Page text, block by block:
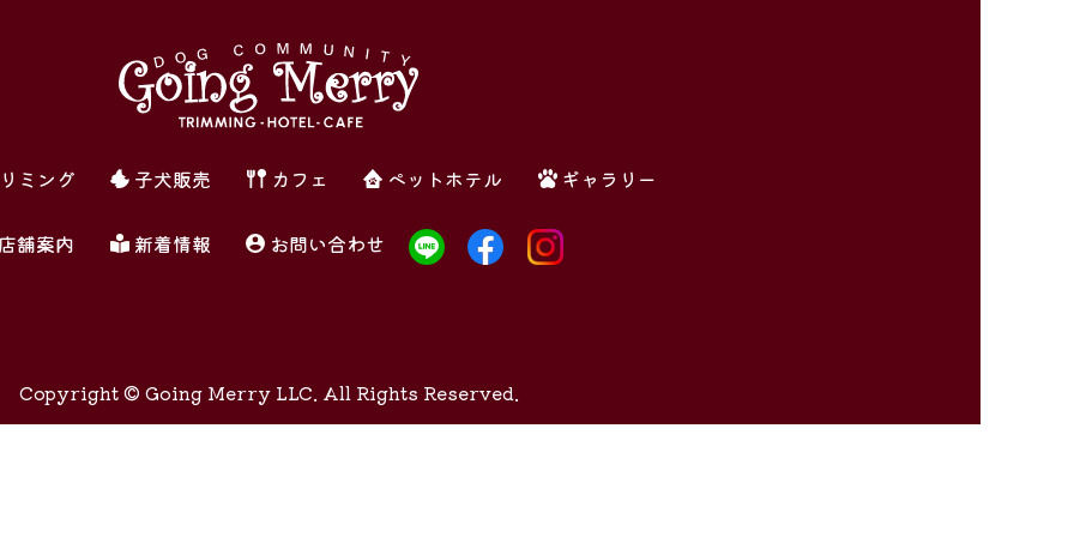
ミング 子犬販売 カフェ ペットホテル ギャラリー
店舗案内 新着情報 お問い合わせ
Copyright © Going Merry LLC. All Rights Reserved.